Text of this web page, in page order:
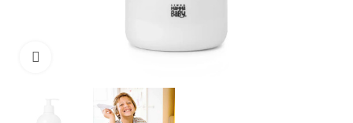
Clicca per ingrandire